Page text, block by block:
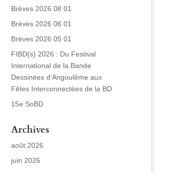
Brèves 2026 08 01
Brèves 2026 06 01
Brèves 2026 05 01
FIBD(s) 2026 : Du Festival
International de la Bande
Dessinées d’Angoulême aux
Fêtes Interconnectées de la BD
15e SoBD
Archives
août 2026
juin 2026